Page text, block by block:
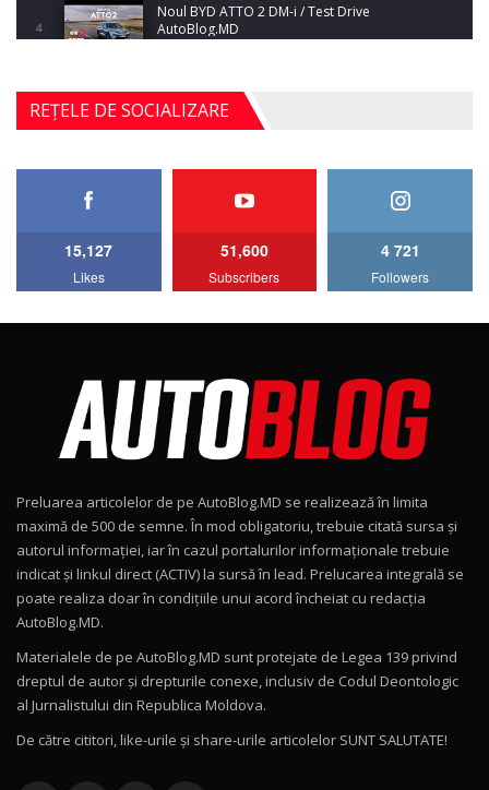
4
Noul BYD ATTO 2 DM-i / Test Drive
AutoBlog.MD
17:35
5
Noul Mercedes-Benz S-Class facelift (S 580
4MATIC V223) / Test Drive AutoBlog.MD
27:33
AutoBlog.MD
15:08
Noul Geely EX2 / Test Drive AutoBlog.MD
15:22
Mercedes-AMG E 53 HYBRID 4MATIC+ / Test
Drive AutoBlog.MD
16:27
11
Noul Volvo ES90 / Test Drive AutoBlog.MD
12
Noul MG HS / Test Drive AutoBlog.MD
16:48
REȚELE DE SOCIALIZARE
15,127
Likes
51,600
Subscribers
4 721
Followers
Preluarea articolelor de pe AutoBlog.MD se realizează în limita
maximă de 500 de semne. În mod obligatoriu, trebuie citată sursa și
autorul informației, iar în cazul portalurilor informaționale trebuie
indicat și linkul direct (ACTIV) la sursă în lead. Prelucarea integrală se
poate realiza doar în condițiile unui acord încheiat cu redacţia
AutoBlog.MD.
Materialele de pe AutoBlog.MD sunt protejate de Legea 139 privind
dreptul de autor și drepturile conexe, inclusiv de Codul Deontologic
al Jurnalistului din Republica Moldova.
De către cititori, like-urile şi share-urile articolelor SUNT SALUTATE!